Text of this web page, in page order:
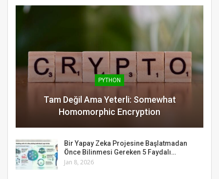
PYTHON
Tam Değil Ama Yeterli: Somewhat
Homomorphic Encryption
Bir Yapay Zeka Projesine Başlatmadan
Önce Bilinmesi Gereken 5 Faydalı…
Jan 8, 2026